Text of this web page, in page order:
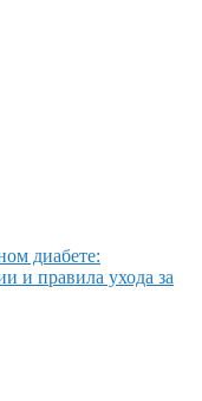
диабете:
и правила ухода за